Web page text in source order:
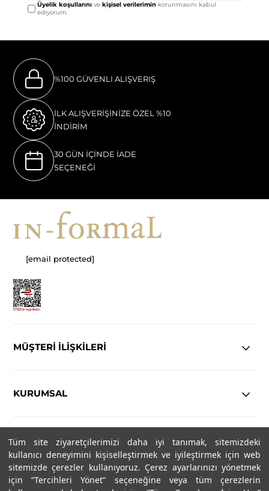
Tüm site ziyaretçilerimizi daha iyi tanımak, sitemizdeki
kullanıcı deneyimini kişiselleştirmek ve iyileştirmek için web
sitemizde çerezler kullanıyoruz. Çerez ayarlarınızı yönetmek
için “Tercihleri Yönet” seçeneğine veya tüm çerezlerin
Üyelik koşullarını vekişisel verilerimin korunmasını kabul
ediyorum.
%100 GÜVENLI ALIŞVERIŞ
İLK ALIŞVERİŞİNİZE ÖZEL %10
İNDİRİM
30 GÜN İÇİNDE İADE
SEÇENEĞİ
[email protected]
MÜŞTERİ İLİŞKİLERİ
KURUMSAL
YASAL
Copyright© 2025 IN-FORMAL Tüm hakları saklıdır.